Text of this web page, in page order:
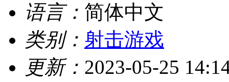
语言： 简体中文
类别： 射击游戏
更新： 2023-05-25